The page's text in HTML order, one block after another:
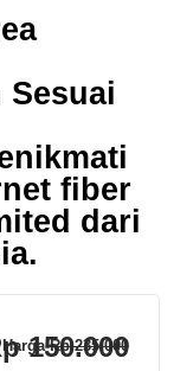
fiber
dari
.
HargaRp 235.000
150.000